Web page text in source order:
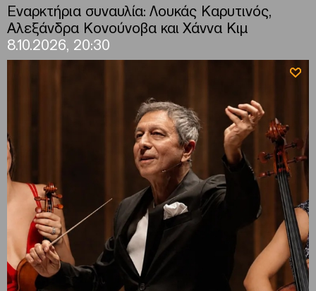
Εναρκτήρια συναυλία: Λουκάς Καρυτινός,
Αλεξάνδρα Κονούνοβα και Χάννα Κιμ
8.10.2026, 20:30